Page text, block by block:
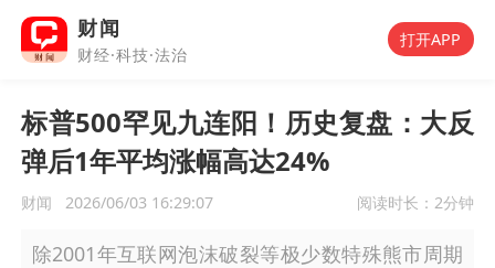
财闻
财经·科技·法治
打开APP
标普500罕见九连阳！历史复盘：大反
弹后1年平均涨幅高达24%
财闻 2026/06/03 16:29:07 阅读时长： 2分钟
除2001年互联网泡沫破裂等极少数特殊熊市周期